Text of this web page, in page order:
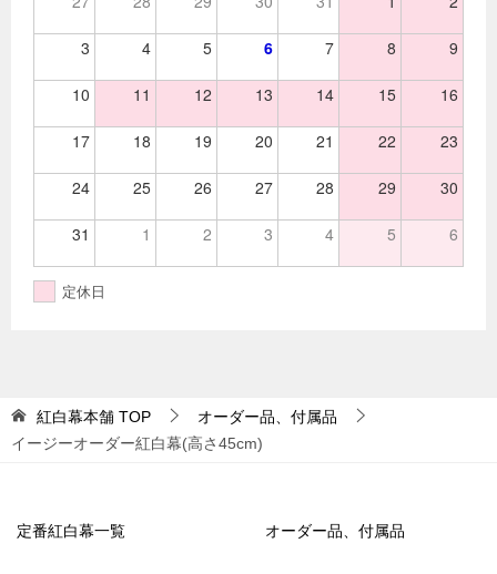
3 4 5 6 7 8 9
10 11 12 13 14 15 16
17 18 19 20 21 22 23
24 25 26 27 28 29 30
31 1 2 3 4 5 6
定休日
紅白幕本舗 TOP
オーダー品、付属品
イージーオーダー紅白幕(高さ45cm)
定番紅白幕一覧 オーダー品、付属品